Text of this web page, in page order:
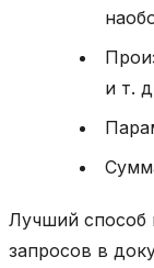
и т.
Лучший способ
запросов в